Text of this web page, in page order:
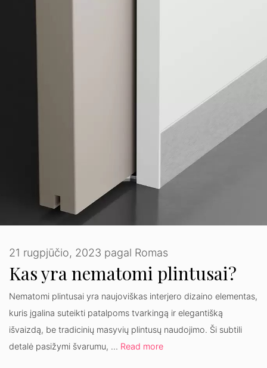
Kas yra nematomi plintusai?
21 rugpjūčio, 2023 pagal Romas
Nematomi plintusai yra naujoviškas interjero dizaino elementas,
kuris įgalina suteikti patalpoms tvarkingą ir elegantišką
išvaizdą, be tradicinių masyvių plintusų naudojimo. Ši subtili
detalė pasižymi švarumu, … Read more